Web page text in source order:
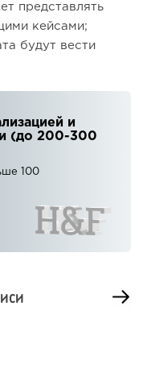
представлять
кейсами;
будут вести
и
(до 200-300
100